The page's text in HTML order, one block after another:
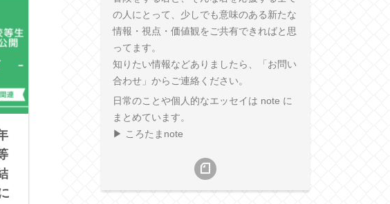
の人にとって、少しでも意味のある新たな
情報・視点・価値観をご共有できればと思
ってます。
知りたい情報などありましたら、「お問い
合わせ」からご連絡ください。
日常のことや個人的なエッセイは note に
まとめています。
▶︎ ころたまnote